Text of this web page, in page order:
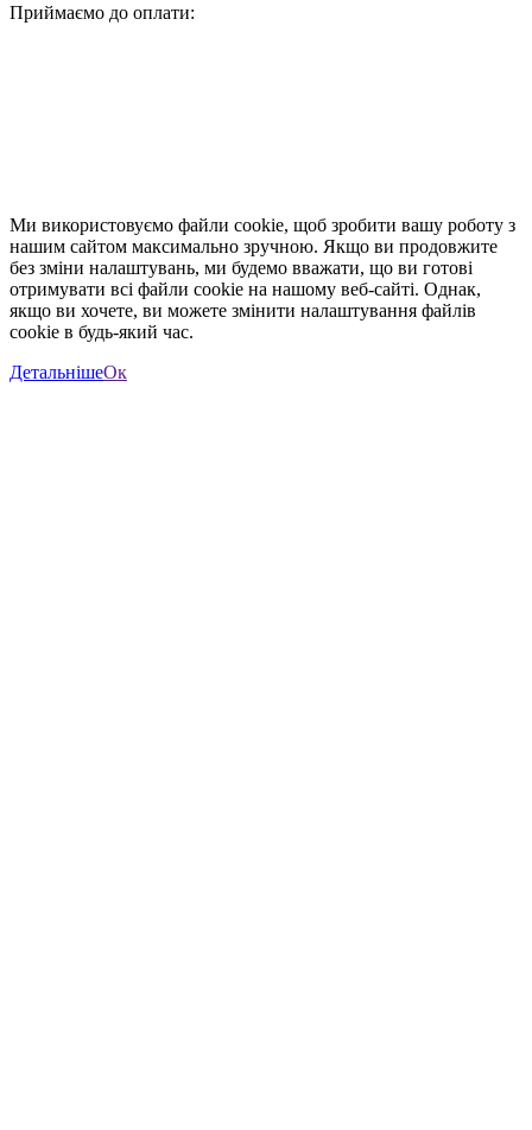
Приймаємо до оплати:
Ми використовуємо файли cookie, щоб зробити вашу роботу з
нашим сайтом максимально зручною. Якщо ви продовжите
без зміни налаштувань, ми будемо вважати, що ви готові
отримувати всі файли cookie на нашому веб-сайті. Однак,
якщо ви хочете, ви можете змінити налаштування файлів
cookie в будь-який час.
ДетальнішеОк